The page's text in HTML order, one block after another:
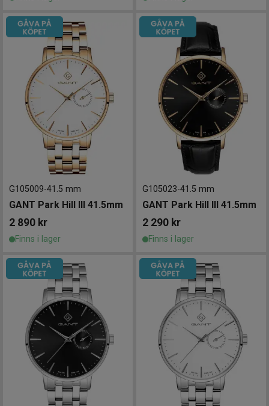
G105009-41.5 mm
GANT Park Hill III 41.5mm
2 890 kr
Finns i lager
G105023-41.5 mm
GANT Park Hill III 41.5mm
2 290 kr
Finns i lager